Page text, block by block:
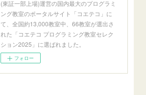
(東証一部上場)運営の国内最大のプログラミ
ング教室のポータルサイト「コエテコ」に
て、全国約13,000教室中、66教室が選出さ
れた「コエテコ プログラミング教室セレク
ション2025」に選ばれました。
フォロー